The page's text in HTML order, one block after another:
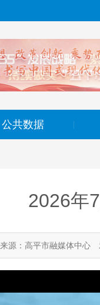
公共数据
2026年
来源：高平市融媒体中心